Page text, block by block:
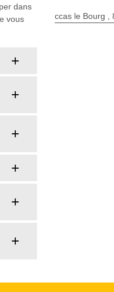
dans
vous
ccas le Bourg ,